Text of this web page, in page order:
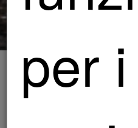
HOME SERVIZI
per i